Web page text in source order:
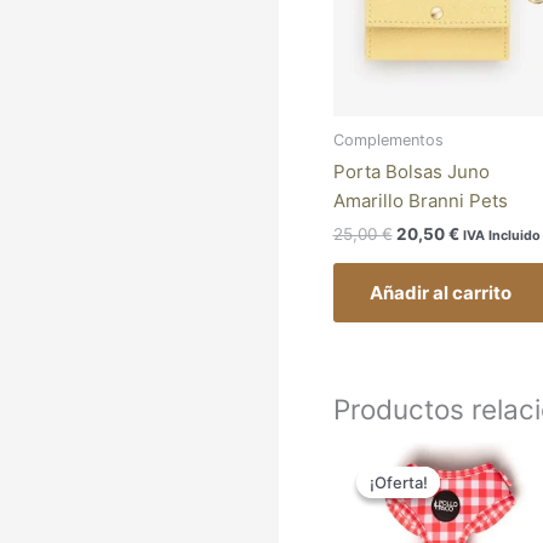
Complementos
Porta Bolsas Juno
Amarillo Branni Pets
25,00€ 20,50€ IVA Incluido
Añadir al carrito
Productos
¡Oferta!
¡Oferta!
El
precio
original
era:
24,95 €.
El
precio
actual
es:
20,46 €.